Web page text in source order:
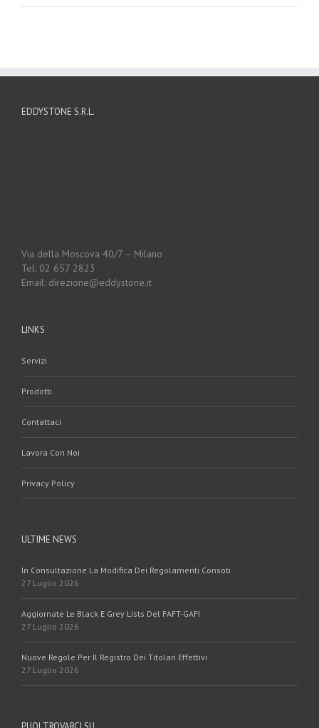
EDDYSTONE S.R.L.
Via della Moscova 40/7 – Milano
Tel: 02 657 2823
Email: direzione@eddystone.it
LINKS
Servizi
Prodotti
Contattaci
Lavora Con Noi
Privacy Policy
ULTIME NEWS
In Consultazione La Modifica Dei Regolamenti Consob
27 Luglio 2026
Aggiornate Le Black E Grey Lists Del FAFT-GAFI
27 Luglio 2026
Nuove Regole Per Il Registro Dei Titolari Effettivi
27 Luglio 2026